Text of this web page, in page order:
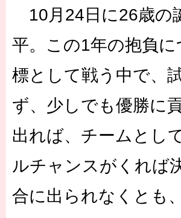
10月24日に26歳の
平。この1年の抱負
標として戦う中で、
ず、少しでも優勝に
出れば、チームとし
ルチャンスがくれば
合に出られなくとも